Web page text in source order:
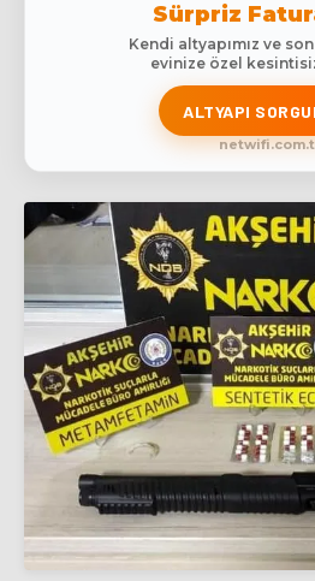
Sürpriz
Kendi altyapımız ve
evinize özel
ALTYAPI